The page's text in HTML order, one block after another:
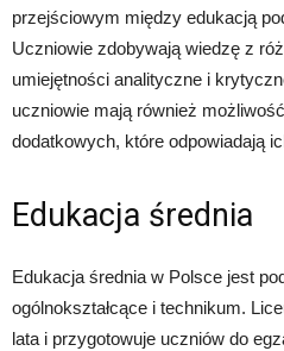
przejściowym między edukacją
Uczniowie zdobywają wiedzę z
umiejętności analityczne i
uczniowie mają również
dodatkowych, które odpowiadają
Edukacja średnia
Edukacja średnia w Polsce jest
ogólnokształcące i technikum.
lata i przygotowuje uczniów do